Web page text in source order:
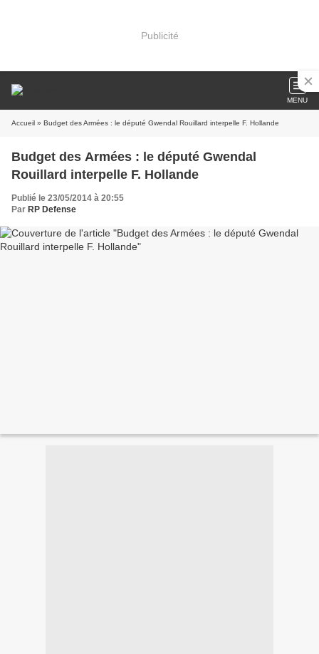
Publicité
MENU
Accueil » Budget des Armées : le député Gwendal Rouillard interpelle F. Hollande
Budget des Armées : le député Gwendal
Rouillard interpelle F. Hollande
Publié le 23/05/2014 à 20:55
Par RP Defense